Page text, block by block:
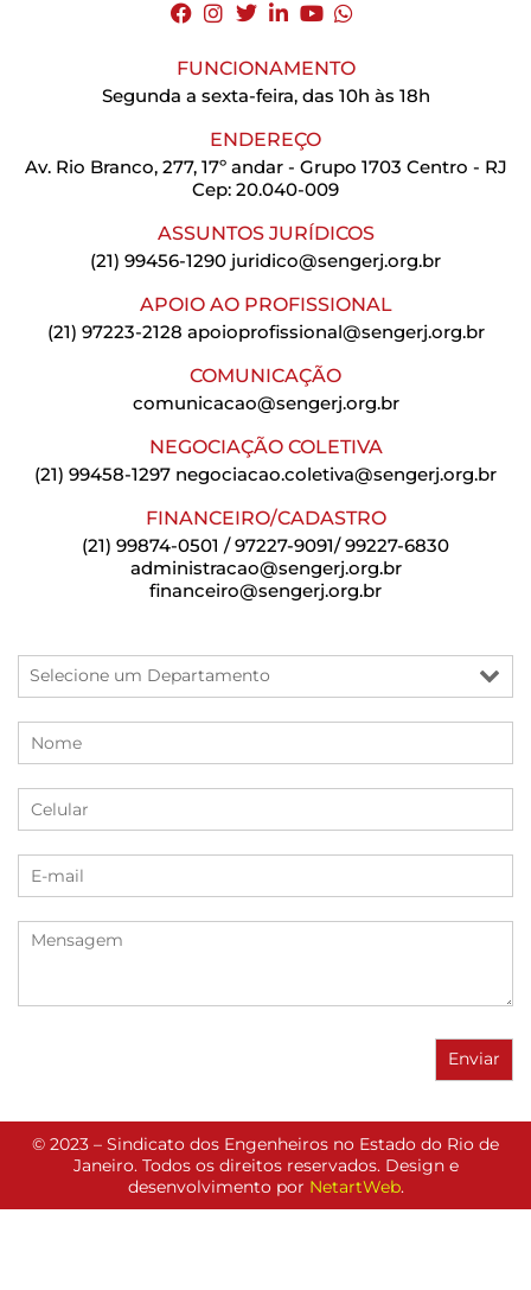
FUNCIONAMENTO
Segunda a sexta-feira, das 10h às 18h
ENDEREÇO
Av. Rio Branco, 277, 17º andar - Grupo 1703 Centro - RJ
Cep: 20.040-009
ASSUNTOS JURÍDICOS
(21) 99456-1290 juridico@sengerj.org.br
APOIO AO PROFISSIONAL
(21) 97223-2128 apoioprofissional@sengerj.org.br
COMUNICAÇÃO
comunicacao@sengerj.org.br
NEGOCIAÇÃO COLETIVA
(21) 99458-1297 negociacao.coletiva@sengerj.org.br
FINANCEIRO/CADASTRO
(21) 99874-0501 / 97227-9091/ 99227-6830
administracao@sengerj.org.br
financeiro@sengerj.org.br
© 2023 – Sindicato dos Engenheiros no Estado do Rio de
Janeiro. Todos os direitos reservados. Design e
desenvolvimento por NetartWeb.